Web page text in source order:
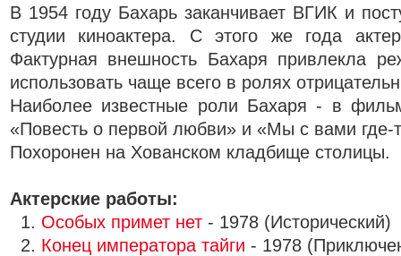
В 1954 году Бахарь заканчивает ВГИК и
студии киноактера. С этого же года
Фактурная внешность Бахаря привлекла
использовать чаще всего в ролях
Наиболее известные роли Бахаря - в
«Повесть о первой любви» и «Мы с вами где-
Похоронен на Хованском кладбище столицы.
Актерские работы:
1. Особых примет нет - 1978
2. Конец императора тайги - 1978